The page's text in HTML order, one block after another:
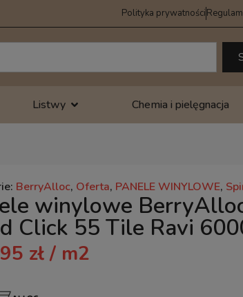
Polityka prywatności
Listwy Chemia i pielęgnacja
BerryAlloc, Oferta, PANELE WINYLOWE,
winylowe
Click 55 Tile Ravi
zł/ m2